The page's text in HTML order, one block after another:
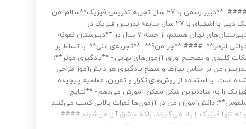
#### ‍ **دبیر رسمی با 27 سال تجربه تدریس فیزیک**سلام! من
یک دبیر با اشتیاق با 27 سال سابقه تدریس فیزیک در
دبیرستان‌های تهران هستم، از جمله 7 سال در **دبیرستان نمونه
الزهرا**. #### **چرا من؟**- **تجربه‌ی غنی**: با تسلط بر
نکات کلیدی و تصحیح اوراق آزمون‌های نهایی.- **یادگیری موثر**:
من بر اساس نیازها و سطح یادگیری هر دانش‌آموز طراحی
شده است. با استفاده از روش‌های تکرار و تمرین، مفاهیم پیچیده
فیزیک را به ساده‌ترین شکل ممکن آموزش می‌دهم.- **نتایج
ملموس**: دانش‌آموزان من در آزمون‌ها نمرات بالایی کسب می‌کنند
و نه تنها فیزیک را یاد می‌گیرند، بلکه عاشق آن می‌شوند.####